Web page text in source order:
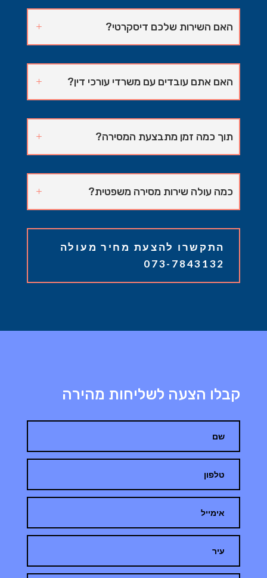
האם השירות שלכם דיסקרטי?
האם אתם עובדים עם משרדי עורכי דין?
תוך כמה זמן מתבצעת המסירה?
כמה עולה שירות מסירה משפטית?
התקשרו להצעת מחיר מעולה
073-7843132
קבלו הצעה לשליחות מהירה